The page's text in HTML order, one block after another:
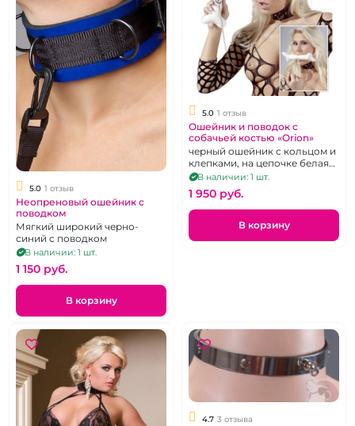
5.0 1 отзыв
Неопреновый ошейник с
поводком
Мягкий широкий черно-
синий с поводком
В наличии: 1 шт.
1 150 pуб.
В корзину
5.0 1 отзыв
Ошейник и поводок с
собачьей костью «Orion»
черный ошейник с кольцом и
клепками, на цепочке белая
косточка
В наличии: 1 шт.
1 950 pуб.
В корзину
4.7 3 отзыва